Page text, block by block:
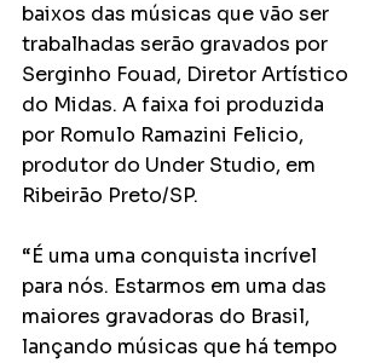
baixos das músicas que vão ser
trabalhadas serão gravados por
Serginho Fouad, Diretor Artístico
do Midas. A faixa foi produzida
por Romulo Ramazini Felicio,
produtor do Under Studio, em
Ribeirão Preto/SP.
“É uma uma conquista incrível
para nós. Estarmos em uma das
maiores gravadoras do Brasil,
lançando músicas que há tempo